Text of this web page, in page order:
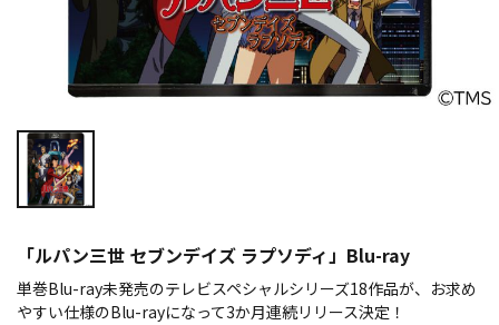
「ルパン三世 セブンデイズ ラプソディ」Blu-ray
単巻Blu-ray未発売のテレビスペシャルシリーズ18作品が、お求め
やすい仕様のBlu-rayになって3か月連続リリース決定！